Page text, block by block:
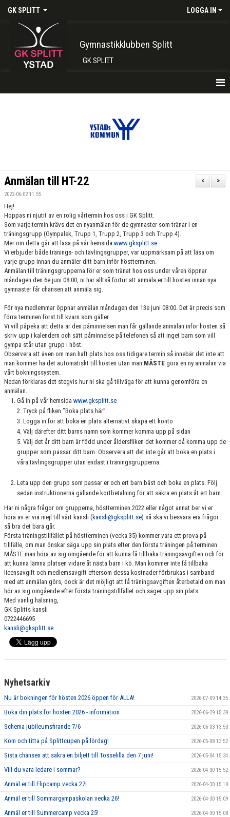
GK SPLITT LOGGA IN
Gymnastikklubben Splitt
GK SPLITT
INTRESSEANMÄLAN
SHOP
GRUPPER OCH TIDER
STÖDMEDLEM
SPONSRING
FRÅGOR & SVAR
FUNKTIONÄRER
FRITIDSKORTET
>
<
Anmälan till HT-22
2022-06-02 11:55
Hej!
Hoppas ni njutit av en rolig vårtermin hos oss i GK Splitt.
Som varje termin krävs det en nyanmälan för de gymnaster som tränar i en
träningsgrupp (Gympalek, Trupp 1, Trupp 2, Trupp 3 och Trupp 4).
Mer om detta går att läsa på vår hemsida www.gksplitt.se
Vi erbjuder både tränings- och tävlingsgrupper, var uppmärksam på att läsa om
varje grupp innan du anmäler ditt barn inför höstterminen.
Anmälan till träningsgrupperna för er som tränat hos oss under våren öppnar
måndagen den 6e juni 08:00, ni har alltså förtur att anmäla er till hösten innan nya
gymnaster får chansen att anmäla sig.
För nya medlemmar öppnar anmälan måndagen den 13e juni 08:00. Det är precis som
förra terminen först till kvarn som gäller.
Vi vill påpeka att detta är den påminnelsen man får gällande anmälan inför hösten så
skriv upp i kalendern och sätt påminnelse på telefonen så att inget barn som vill
gympa står utan grupp i höst.
Observera att även om man haft plats hos oss tidigare termin så innebär det inte att
man kommer ha det automatiskt till hösten utan man MÅSTE göra en ny anmälan via
vårt bokningssystem.
Nedan förklaras det stegvis hur ni ska gå tillväga för att kunna genomföra en
anmälan.
Gå in på vår hemsida www.gksplitt.se
2. Tryck på fliken ”Boka plats här”
3. Logga in för att boka en plats alternativt skapa ett konto
4. Välj därefter ditt barns namn som kommer komma upp på sidan
5. Välj det år ditt barn är född under åldersfliken det kommer då komma upp de
grupper som passar ditt barn. Observera att det inte går att boka en plats i
våra tävlingsgrupper utan endast i träningsgrupperna.
Leta upp den grupp som passar er och ert barn bäst och boka en plats. Följ
sedan instruktionerna gällande kortbetalning för att säkra en plats åt ert barn.
Har ni några frågor om grupperna, höstterminen 2022 eller något annat ber vi er
höra av er via mejl till vårt kansli (kansli@gksplitt.se) så ska vi besvara era frågor
så bra det bara går.
Första träningstillfället på höstterminen (vecka 35) kommer vara ett prova-på
tillfälle, om man önskar säga upp sin plats efter den första träningen på terminen
MÅSTE man höra av sig omgående för att kunna få tillbaka träningsavgiften och för
att kunna lämna platsen vidare åt nästa barn i kö. Man kommer inte få tillbaka
licensavgift och medlemsavgift eftersom dessa kostnader förbrukas i samband
med att anmälan görs, dock är det möjligt att få träningsavgiften återbetald om man
hör av sig omgående efter första träningstillfället och säger upp sin plats.
Med vänlig hälsning,
GK Splitts kansli
0722446695
kansli@gksplitt.se
Nyhetsarkiv
Nu är bokningen för hösten 2026 öppen för ALLA! 2026-07-09 14:35
Boka din plats för hösten 2026 - information 2026-06-29 15:39
Schema jubileumsfirande 7/6 2026-06-03 13:53
Kom och titta på Splittcupen på lördag! 2026-05-08 13:52
Sista chansen att säkra en biljett till Tosselilla den 7 juni! 2026-05-04 15:34
Vill du vara ledare i sommar? 2026-04-30 15:52
Anmäl er till Flipcamp vecka 27! 2026-04-30 15:10
Anmäl er till Sommargympaskolan vecka 26! 2026-04-30 15:09
Anmäl er till Summercamp vecka 25! 2026-04-30 15:08